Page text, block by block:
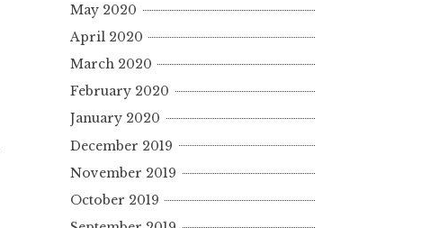
May 2020
April 2020
March 2020
February 2020
January 2020
December 2019
November 2019
October 2019